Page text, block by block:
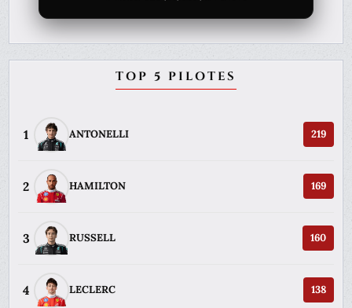
TOP 5 PILOTES
1 ANTONELLI 219
2 HAMILTON 169
3 RUSSELL 160
4 LECLERC 138